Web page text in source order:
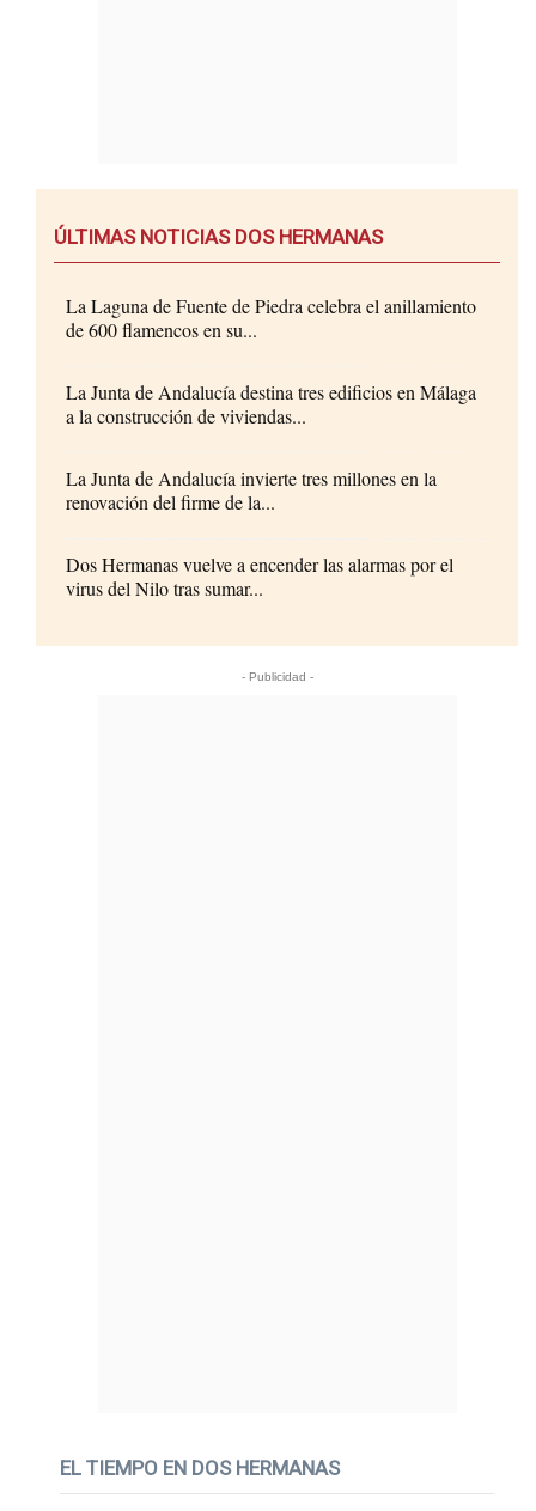
ÚLTIMAS NOTICIAS DOS HERMANAS
La Laguna de Fuente de Piedra celebra el anillamiento
de 600 flamencos en su...
La Junta de Andalucía destina tres edificios en Málaga
a la construcción de viviendas...
La Junta de Andalucía invierte tres millones en la
renovación del firme de la...
Dos Hermanas vuelve a encender las alarmas por el
virus del Nilo tras sumar...
- Publicidad -
EL TIEMPO EN DOS HERMANAS